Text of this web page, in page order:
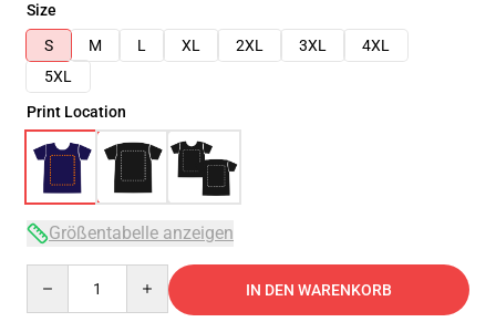
Size
S
M L XL 2XL 3XL
4XL
5XL
Print Location
Größentabelle anzeigen
IN DEN WARENKORB